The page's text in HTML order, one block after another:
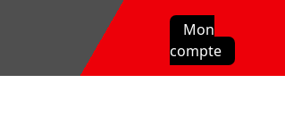
Mon
compte